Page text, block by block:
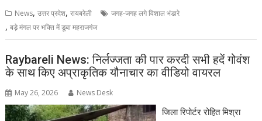
News,उत्तर प्रदेश,रायबरेली जगह-जगह लगे विशाल भंडारे
,बड़े मंगल पर भक्ति में डूबा महराजगंज
Raybareli News: निर्लज्जता की पार करदी सभी हदें गोवंश
के साथ किए अप्राकृतिक यौनाचार का वीडियो वायरल
May 26, 2026 News Desk
जिला रिपोर्टर रोहित मिश्रा